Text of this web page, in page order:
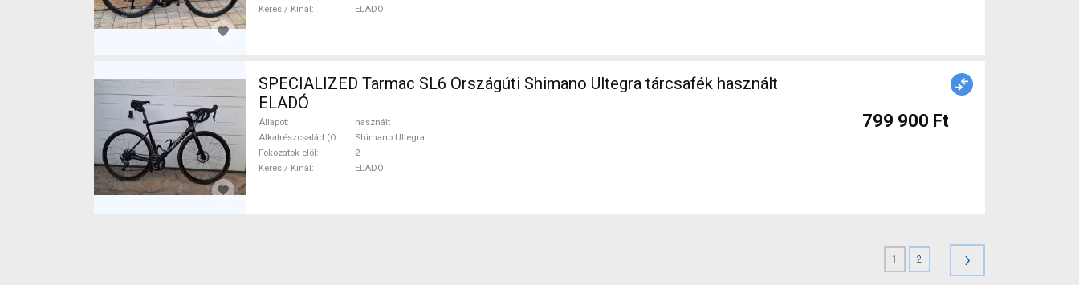
Keres / Kínál
ELADÓ
SPECIALIZED Tarmac SL6 Országúti Shimano Ultegra tárcsafék használt
ELADÓ
Állapot
használt
Alkatrészcsalád (Outi)
Shimano Ultegra
Fokozatok elöl
2
Keres / Kínál
ELADÓ
799 900 Ft
1 2 ›